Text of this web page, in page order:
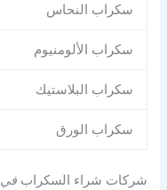
سكراب النحاس
سكراب الألومنيوم
سكراب البلاستيك
سكراب الورق
شركات شراء السكرابفي